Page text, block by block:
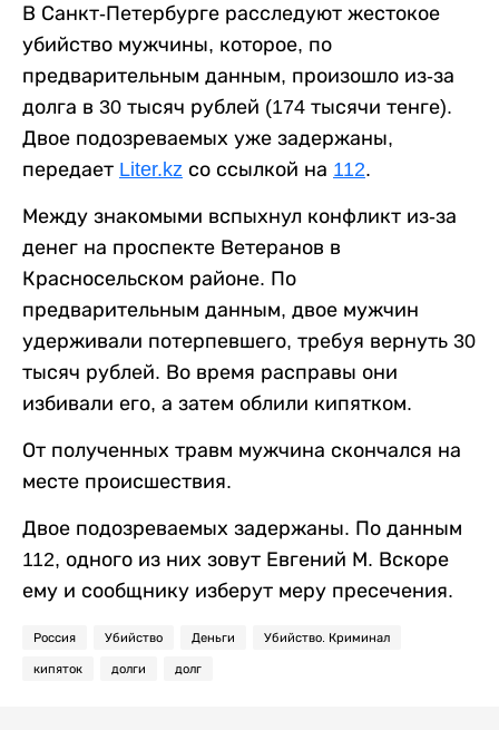
В Санкт-Петербурге расследуют жестокое
убийство мужчины, которое, по
предварительным данным, произошло из-за
долга в 30 тысяч рублей (174 тысячи тенге).
Двое подозреваемых уже задержаны,
передает Liter.kz со ссылкой на 112.
Между знакомыми вспыхнул конфликт из-за
денег на проспекте Ветеранов в
Красносельском районе. По
предварительным данным, двое мужчин
удерживали потерпевшего, требуя вернуть 30
тысяч рублей. Во время расправы они
избивали его, а затем облили кипятком.
От полученных травм мужчина скончался на
месте происшествия.
Двое подозреваемых задержаны. По данным
112, одного из них зовут Евгений М. Вскоре
ему и сообщнику изберут меру пресечения.
Россия Убийство Деньги Убийство. Криминал
кипяток долги долг